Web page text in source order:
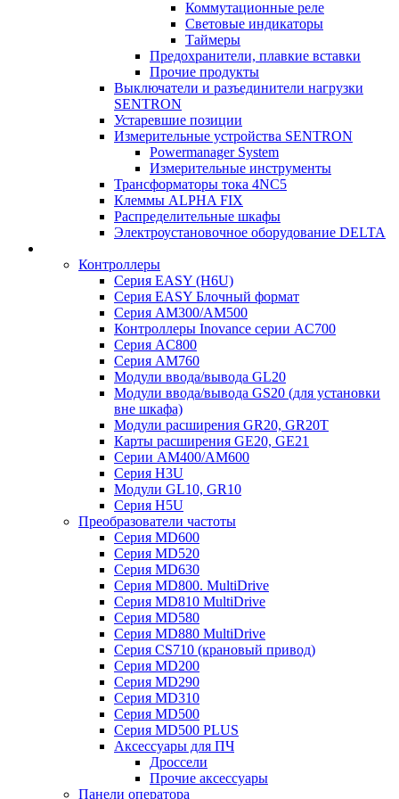
Коммутационные реле
Световые индикаторы
Таймеры
Предохранители, плавкие вставки
Прочие продукты
Выключатели и разъединители нагрузки
SENTRON
Устаревшие позиции
Измерительные устройства SENTRON
Powermanager System
Измерительные инструменты
Трансформаторы тока 4NC5
Клеммы ALPHA FIX
Распределительные шкафы
Электроустановочное оборудование DELTA
Контроллеры
Серия EASY (H6U)
Серия EASY Блочный формат
Серия AM300/AM500
Контроллеры Inovance серии AC700
Серия AC800
Серия AM760
Модули ввода/вывода GL20
Модули ввода/вывода GS20 (для установки
вне шкафа)
Модули расширения GR20, GR20T
Карты расширения GE20, GE21
Серии AM400/AM600
Серия H3U
Модули GL10, GR10
Серия H5U
Преобразователи частоты
Серия MD600
Серия MD520
Серия MD630
Серия MD800. MultiDrive
Серия MD810 MultiDrive
Серия MD580
Серия MD880 MultiDrive
Серия CS710 (крановый привод)
Серия MD200
Серия MD290
Серия MD310
Серия MD500
Серия MD500 PLUS
Аксессуары для ПЧ
Дроссели
Прочие аксессуары
Панели оператора